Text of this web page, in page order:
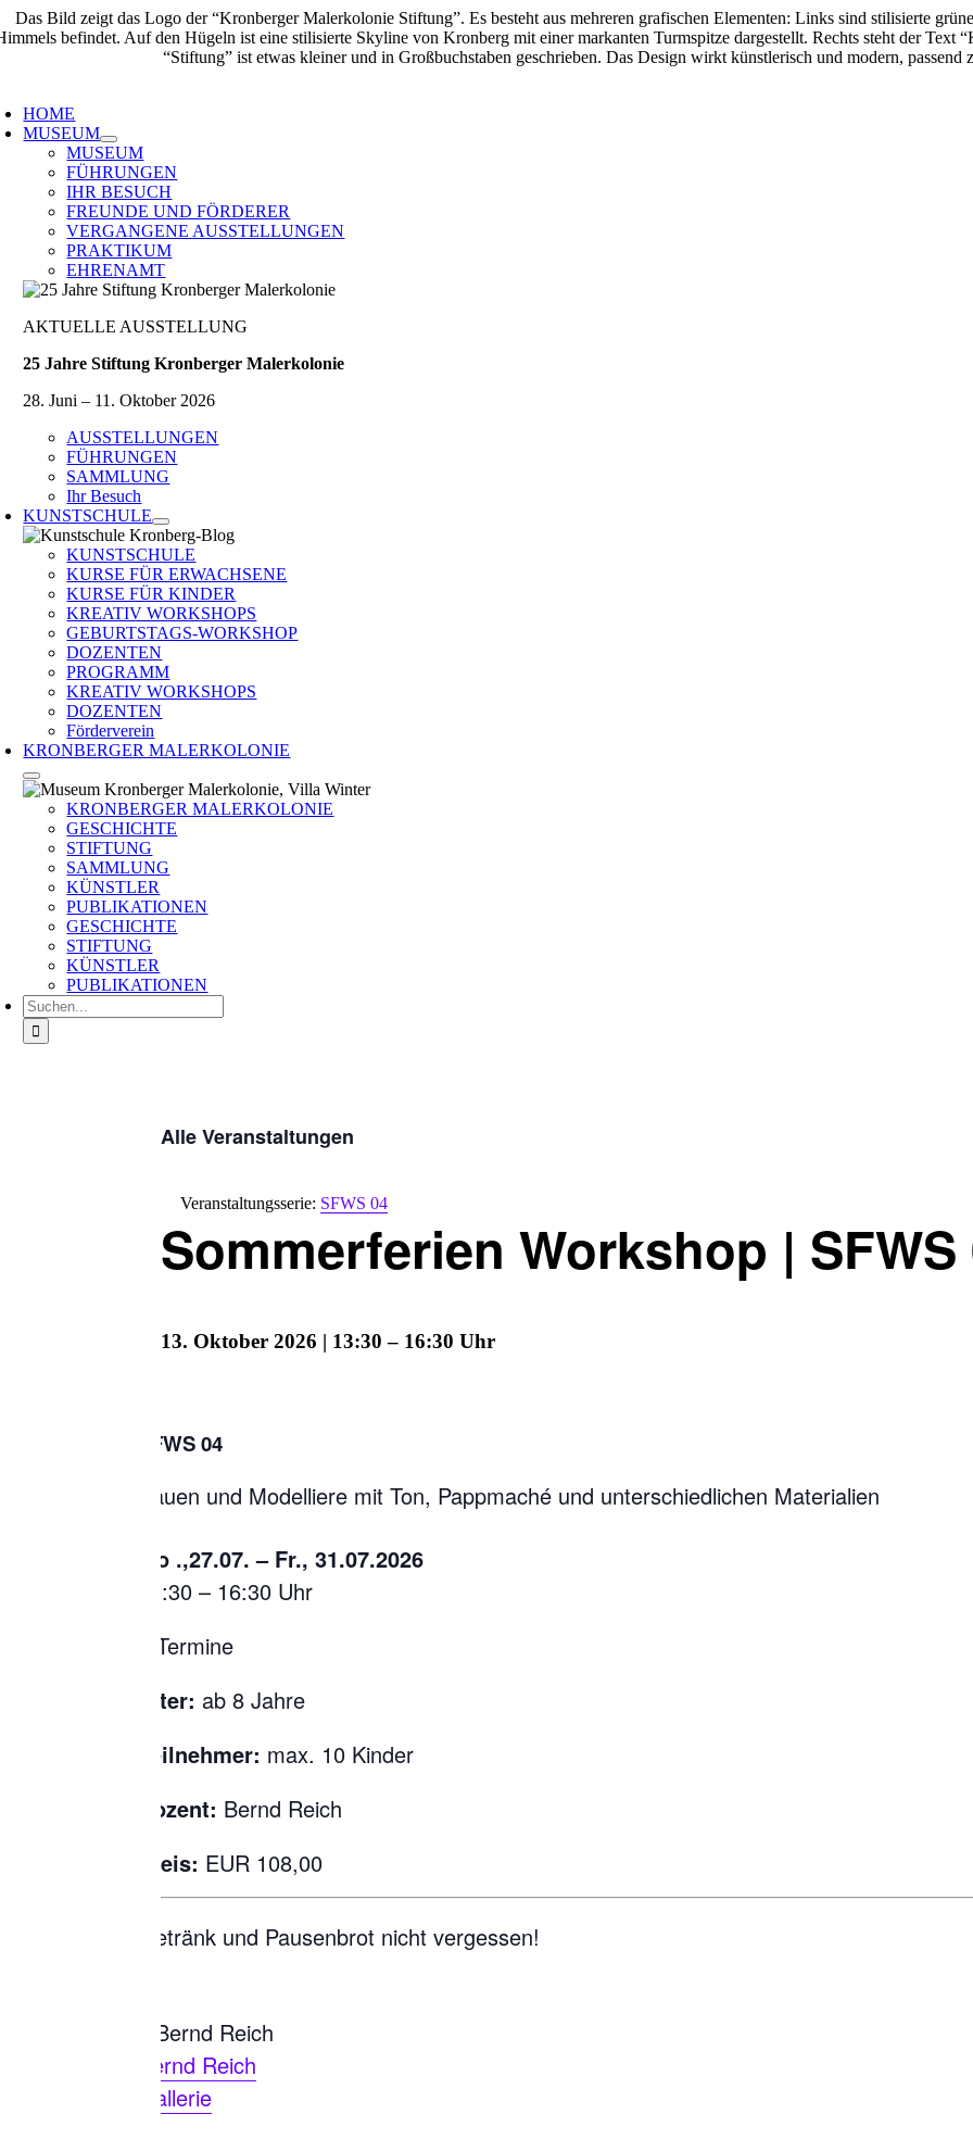
Zum
Inhalt
HOME
MUSEUM
MUSEUM
FÜHRUNGEN
IHR BESUCH
FREUNDE UND FÖRDERER
VERGANGENE AUSSTELLUNGEN
PRAKTIKUM
EHRENAMT
AKTUELLE AUSSTELLUNG
25 Jahre Stiftung Kronberger Malerkolonie
28. Juni – 11. Oktober 2026
AUSSTELLUNGEN
FÜHRUNGEN
SAMMLUNG
Ihr Besuch
KUNSTSCHULE
KUNSTSCHULE
KURSE FÜR ERWACHSENE
KURSE FÜR KINDER
KREATIV WORKSHOPS
GEBURTSTAGS-WORKSHOP
DOZENTEN
PROGRAMM
KREATIV WORKSHOPS
DOZENTEN
Förderverein
KRONBERGER MALERKOLONIE
KRONBERGER MALERKOLONIE
GESCHICHTE
STIFTUNG
SAMMLUNG
KÜNSTLER
PUBLIKATIONEN
GESCHICHTE
STIFTUNG
KÜNSTLER
PUBLIKATIONEN
Suche
nach:
Alle Veranstaltungen
Veranstaltungsserie: SFWS 04
Sommerferien Workshop | SFWS
13. Oktober 2026 | 13:30 – 16:30
SFWS 04
Bauen und Modelliere mit Ton, Pappmaché und unterschiedlichen Materialien
Mo .,27.07. – Fr., 31.07.2026
13:30 – 16:30 Uhr
5 Termine
Alter: ab 8 Jahre
Teilnehmer: max. 10 Kinder
Dozent: Bernd Reich
Preis: EUR 108,00
Getränk und Pausenbrot nicht vergessen!
Bernd Reich
Gallerie